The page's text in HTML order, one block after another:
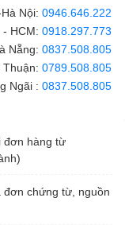
Nội: 0946.646.222
- HCM: 0918.297.773
Nẵng: 0837.508.805
Thuận: 0789.508.805
Ngãi : 0837.508.805
đơn hàng từ
đơn chứng từ, nguồn